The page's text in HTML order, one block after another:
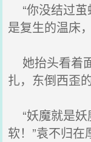
“你没结过茧
是复生的温床
她抬头看着
扎，东倒西歪
“妖魔就是妖
软！”袁不归在